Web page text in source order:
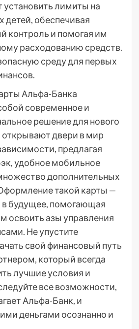
установить лимиты на
детей, обеспечивая
контроль и помогая им
расходованию средств.
среду для первых
Альфа-Банка
современное и
решение для нового
двери в мир
предлагая
удобное мобильное
дополнительных
такой карты —
в будущее, помогающая
азы управления
Не упустите
свой финансовый путь
который всегда
лучшие условия и
все возможности,
Альфа-Банк, и
деньгами осознанно и